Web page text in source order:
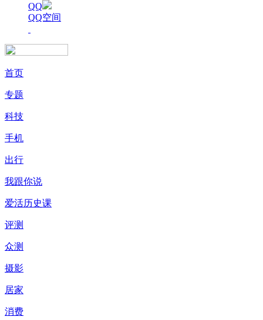
QQ
QQ空间
首页
专题
科技
手机
出行
我跟你说
爱活历史课
评测
众测
摄影
居家
消费